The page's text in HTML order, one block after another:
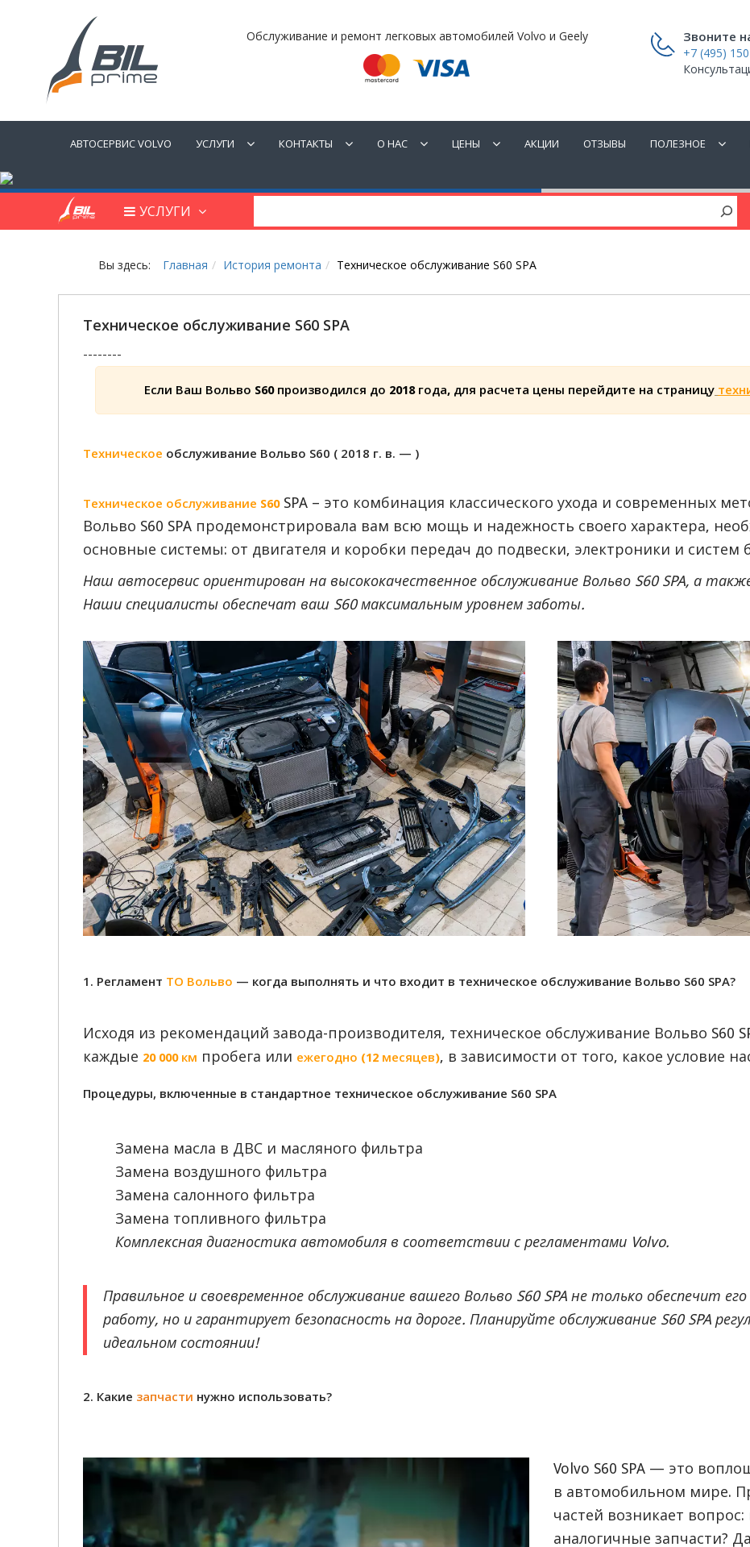
Обслуживание и ремонт легковых автомобилей Volvo и Geely Звоните
+7 (495)
АВТОСЕРВИС VOLVO УСЛУГИ КОНТАКТЫ О НАС ЦЕНЫ АКЦИИ ОТЗЫВЫ ПОЛЕЗНОЕ
УСЛУГИ
Вы здесь: Главная История ремонта Техническое обслуживание S60 SPA
Техническое обслуживание S60 SPA
--------
Если Ваш Вольво S60 производился до 2018 года, для расчета цены перейдите на страницу
Техническое обслуживание Вольво S60 ( 2018 г. в. — )
Техническое обслуживание S60SPA – это комбинация классического ухода и современных
Вольво S60 SPA продемонстрировала вам всю мощь и надежность своего характера,
основные системы: от двигателя и коробки передач до подвески, электроники и систем
Наш автосервис ориентирован на высококачественное обслуживание Вольво S60 SPA, а
Наши специалисты обеспечат ваш S60 максимальным уровнем заботы.
1. Регламент ТО Вольво — когда выполнять и что входит в техническое обслуживание Вольво S60 SPA?
Исходя из рекомендаций завода-производителя, техническое обслуживание Вольво S60
каждые 20 000 км пробега или ежегодно (12 месяцев), в зависимости от того, какое условие
Процедуры, включенные в стандартное техническое обслуживание S60 SPA
Замена масла в ДВС и масляного фильтра
Замена воздушного фильтра
Замена салонного фильтра
Замена топливного фильтра
Комплексная диагностика автомобиля в соответствии с регламентами Volvo.
Правильное и своевременное обслуживание вашего Вольво S60 SPA не только обеспечит
работу, но и гарантирует безопасность на дороге. Планируйте обслуживание S60 SPA
идеальном состоянии!
2. Какие запчасти нужно использовать?
Volvo S60 SPA — это
в автомобильном мире.
частей возникает
аналогичные запчасти?